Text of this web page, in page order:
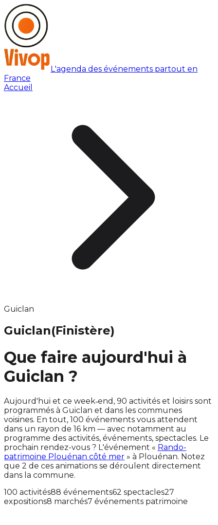
L'agenda des événements partout en
France
Accueil
Guiclan
Guiclan(Finistère)
Que faire aujourd'hui à
Guiclan ?
Aujourd'hui et ce week‑end, 90 activités et loisirs sont
programmés à Guiclan et dans les communes
voisines. En tout, 100 événements vous attendent
dans un rayon de 16 km — avec notamment au
programme des activités, événements, spectacles. Le
prochain rendez-vous ? L'événement « Rando-
patrimoine Plouénan côté mer » à Plouénan. Notez
que 2 de ces animations se déroulent directement
dans la commune.
100 activités88 événements62 spectacles27
expositions8 marchés7 événements patrimoine